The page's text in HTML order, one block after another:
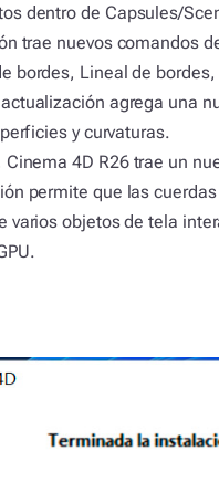
dentro de Capsules/
trae nuevos comandos
bordes, Lineal de
agrega una
y curvaturas.
Cinema 4D R26 trae un
permite que las
varios objetos de tela